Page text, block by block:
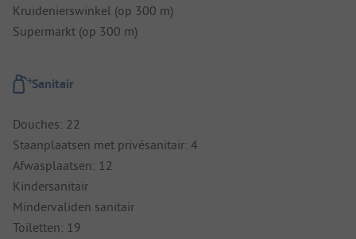
Kruidenierswinkel (op 300 m)
Supermarkt (op 300 m)
Sanitair
Douches: 22
Staanplaatsen met privésanitair: 4
Afwasplaatsen: 12
Kindersanitair
Mindervaliden sanitair
Toiletten: 19